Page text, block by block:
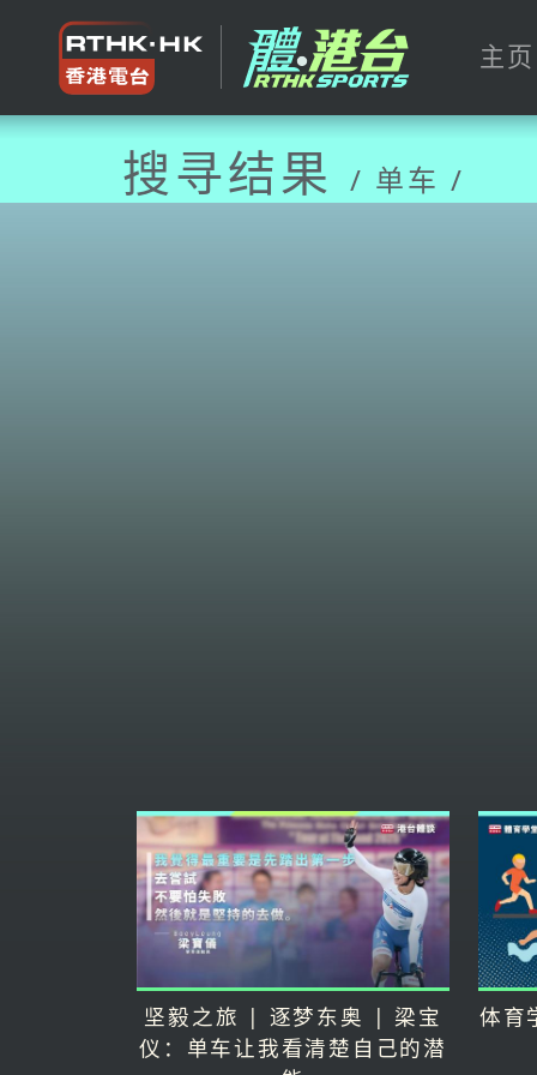
主页
搜寻结果 / 单车 /
坚毅之旅 | 逐梦东奥 | 梁宝
仪：单车让我看清楚自己的潜
体育